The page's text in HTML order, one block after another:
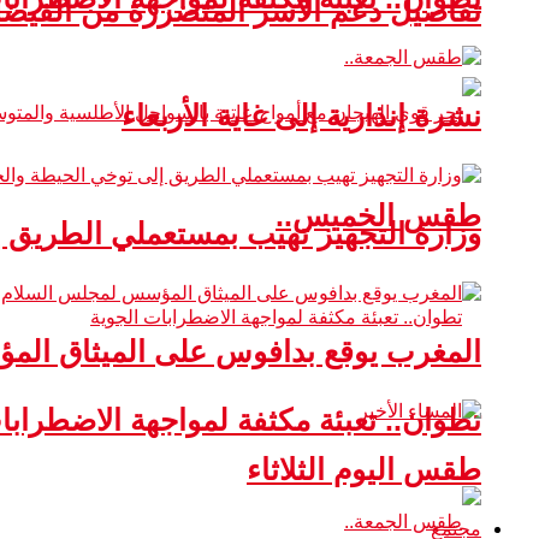
تفاصيل دعم الأسر المتضررة من
طقس الخميس..
تطوان.. تعبئة مكثفة لمواجهة
نشرة إنذارية إلى غاية الأربعاء
وزارة التجهيز تهيب بمستعملي
المغرب يوقع بدافوس على الميثاق
طقس اليوم الثلاثاء
مجتمع